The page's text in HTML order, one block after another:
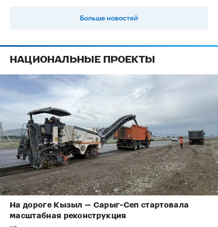
Больше новостей
НАЦИОНАЛЬНЫЕ ПРОЕКТЫ
На дороге Кызыл — Сарыг-Сеп стартовала
масштабная реконструкция